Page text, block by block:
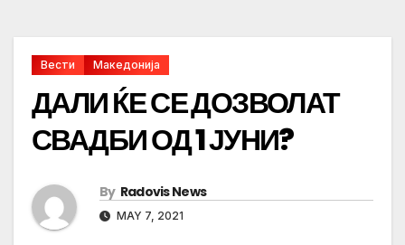
Вести Македонија
ДАЛИ ЌЕ СЕ ДОЗВОЛАТ
СВАДБИ ОД 1 ЈУНИ?
By Radovis News
MAY 7, 2021